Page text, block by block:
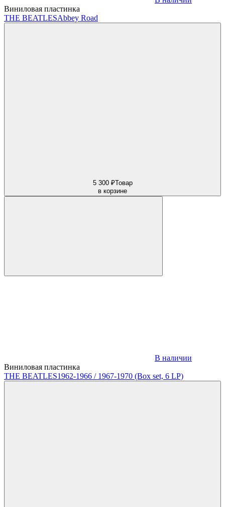
Виниловая пластинка
THE BEATLESAbbey Road
5 300 ₽Товар
в корзине
В наличии
Виниловая пластинка
THE BEATLES1962-1966 / 1967-1970 (Box set, 6 LP)